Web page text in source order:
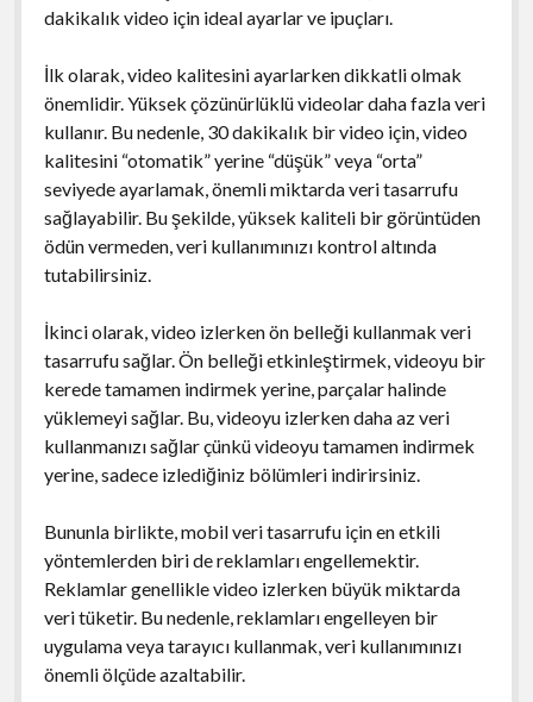
dakikalık video için ideal ayarlar ve ipuçları.
İlk olarak, video kalitesini ayarlarken dikkatli olmak
önemlidir. Yüksek çözünürlüklü videolar daha fazla veri
kullanır. Bu nedenle, 30 dakikalık bir video için, video
kalitesini “otomatik” yerine “düşük” veya “orta”
seviyede ayarlamak, önemli miktarda veri tasarrufu
sağlayabilir. Bu şekilde, yüksek kaliteli bir görüntüden
ödün vermeden, veri kullanımınızı kontrol altında
tutabilirsiniz.
İkinci olarak, video izlerken ön belleği kullanmak veri
tasarrufu sağlar. Ön belleği etkinleştirmek, videoyu bir
kerede tamamen indirmek yerine, parçalar halinde
yüklemeyi sağlar. Bu, videoyu izlerken daha az veri
kullanmanızı sağlar çünkü videoyu tamamen indirmek
yerine, sadece izlediğiniz bölümleri indirirsiniz.
Bununla birlikte, mobil veri tasarrufu için en etkili
yöntemlerden biri de reklamları engellemektir.
Reklamlar genellikle video izlerken büyük miktarda
veri tüketir. Bu nedenle, reklamları engelleyen bir
uygulama veya tarayıcı kullanmak, veri kullanımınızı
önemli ölçüde azaltabilir.